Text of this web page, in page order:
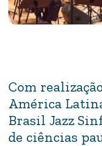
Com
América
Brasil Jazz
de ciências